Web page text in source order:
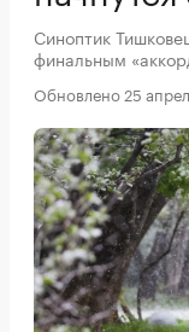
Синоптик
финальным
Обновлено 25